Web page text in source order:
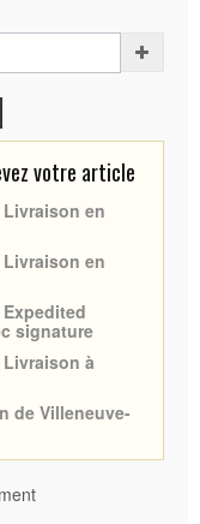
votre article
Livraison en
Livraison en
Expedited
signature
Livraison à
de Villeneuve-